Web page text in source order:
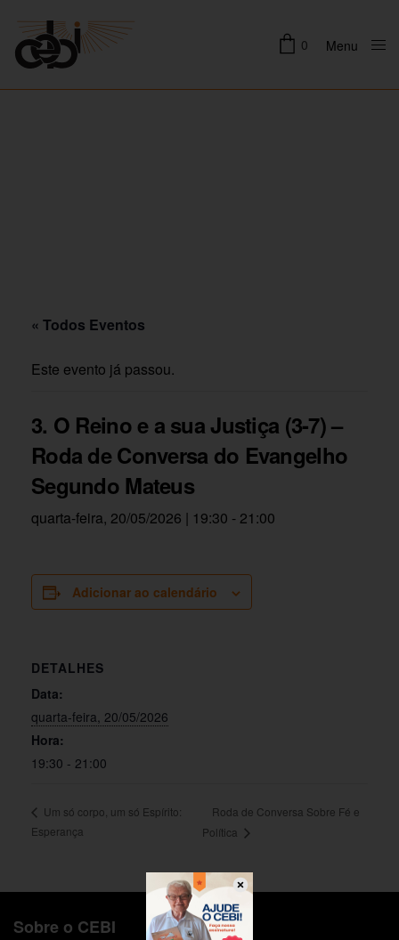
0 Menu
« Todos Eventos
Este evento já passou.
3. O Reino e a sua Justiça (3-7) –
Roda de Conversa do Evangelho
Segundo Mateus
quarta-feira, 20/05/2026 | 19:30 - 21:00
Adicionar ao calendário
DETALHES
Data:
quarta-feira, 20/05/2026
Hora:
19:30 - 21:00
Um só corpo, um só Espírito:
Esperança
Roda de Conversa Sobre Fé e
Política
Sobre o CEBI